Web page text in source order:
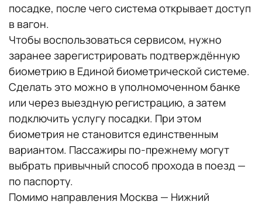
посадке, после чего система открывает доступ
в вагон.
Чтобы воспользоваться сервисом, нужно
заранее зарегистрировать подтверждённую
биометрию в Единой биометрической системе.
Сделать это можно в уполномоченном банке
или через выездную регистрацию, а затем
подключить услугу посадки. При этом
биометрия не становится единственным
вариантом. Пассажиры по-прежнему могут
выбрать привычный способ прохода в поезд —
по паспорту.
Помимо направления Москва — Нижний